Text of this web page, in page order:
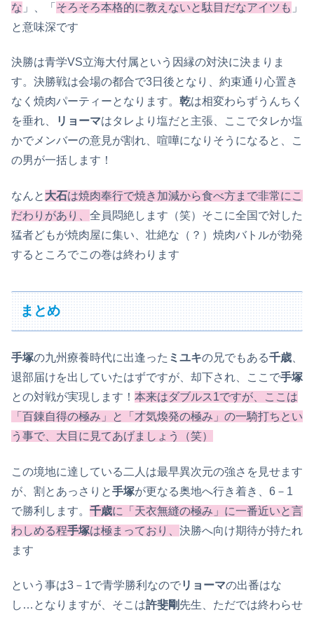
な 」、「 そろそろ本格的に教えないと駄目だなアイツも 」
と意味深です
決勝は青学VS立海大付属という因縁の対決に決まりま
す。決勝戦は会場の都合で3日後となり、約束通り心置き
なく焼肉パーティーとなります。 乾は相変わらずうんちく
を垂れ、
リョーマはタレより塩だと主張、ここでタレか塩
かでメンバーの意見が割れ、喧嘩になりそうになると、こ
の男が一括します！
なんと 大石は焼肉奉行で焼き加減から食べ方まで非常にこ
だわりがあり、 全員悶絶します（笑）そこに全国で対した
猛者どもが焼肉屋に集い、壮絶な（？）焼肉バトルが勃発
するところでこの巻は終わります
まとめ
手塚の九州療養時代に出逢った ミユキの兄でもある千歳
退部届けを出していたはずですが、却下され、ここで手塚
との対戦が実現します！ 本来はダブルス1ですが、ここは
「百錬自得の極み」と「才気煥発の極み」の一騎打ちとい
う事で、大目に見てあげましょう（笑）
この境地に達している二人は最早異次元の強さを見せます
が、割とあっさりと手塚が更なる奥地へ行き着き、6－1
で勝利します。 千歳に「天衣無縫の極み」に一番近いと言
わしめる程手塚は極まっており、 決勝へ向け期待が持たれ
ます
という事は3－1で青学勝利なのでリョーマの出番はな
し…となりますが、そこは許斐剛 先生、ただでは終わらせ